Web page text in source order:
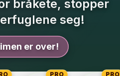
bråkete, stopper
seg!
er over!
PRO PRO